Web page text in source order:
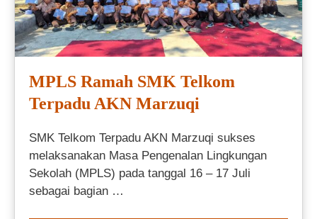
MPLS Ramah SMK Telkom
Terpadu AKN Marzuqi
SMK Telkom Terpadu AKN Marzuqi sukses
melaksanakan Masa Pengenalan Lingkungan
Sekolah (MPLS) pada tanggal 16 – 17 Juli
sebagai bagian …